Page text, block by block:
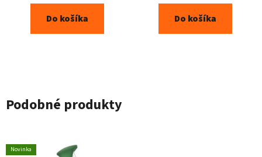
Do košíka Do košíka
Podobné produkty
Novinka